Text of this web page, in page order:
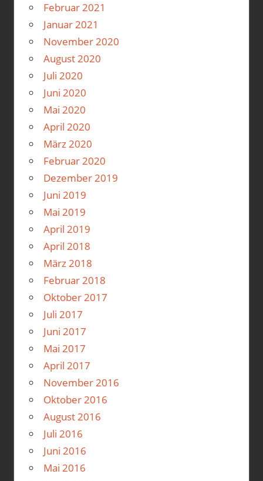
Februar 2021
Januar 2021
November 2020
August 2020
Juli 2020
Juni 2020
Mai 2020
April 2020
März 2020
Februar 2020
Dezember 2019
Juni 2019
Mai 2019
April 2019
April 2018
März 2018
Februar 2018
Oktober 2017
Juli 2017
Juni 2017
Mai 2017
April 2017
November 2016
Oktober 2016
August 2016
Juli 2016
Juni 2016
Mai 2016